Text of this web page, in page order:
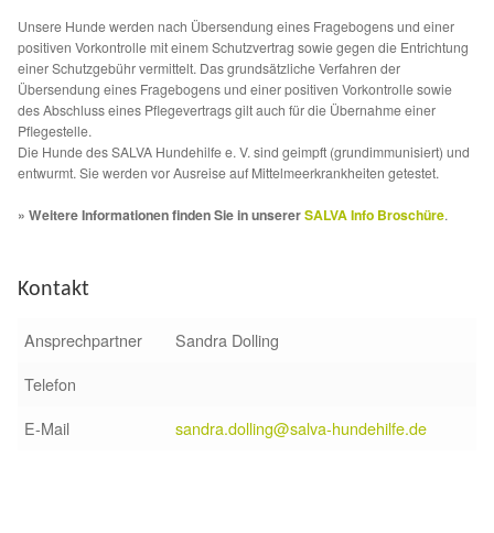
Unsere Notnasen
Notnasen in Deutschland
Notnasen noch im Ausland
Wichtige Gedanken vor der Adoption
Sicherheitsgeschirr
Unsere Hunde werden nach Übersendung eines Fragebogens und einer
positiven Vorkontrolle mit einem Schutzvertrag sowie gegen die Entrichtung
einer Schutzgebühr vermittelt. Das grundsätzliche Verfahren der
Übersendung eines Fragebogens und einer positiven Vorkontrolle sowie
des Abschluss eines Pflegevertrags gilt auch für die Übernahme einer
Pflegestelle.
Die Hunde des SALVA Hundehilfe e. V. sind geimpft (grundimmunisiert) und
entwurmt. Sie werden vor Ausreise auf Mittelmeerkrankheiten getestet.
» Weitere Informationen finden Sie in unsererSALVA Info Broschüre.
Kontakt
Ansprechpartner
Sandra Dolling
Telefon
E-Mail
sandra.dolling@salva-hundehilfe.de